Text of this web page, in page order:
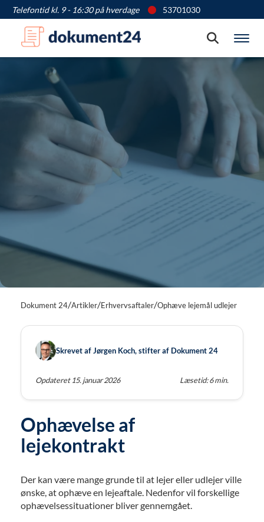
Telefontid kl. 9 - 16:30 på hverdage 53701030
Vis
Søg
Dokument 24/Artikler/Erhvervsaftaler/Ophæve lejemål udlejer
Skrevet af Jørgen Koch, stifter af Dokument 24
Opdateret 15. januar 2026 Læsetid: 6 min.
Ophævelse af
lejekontrakt
Der kan være mange grunde til at lejer eller udlejer ville
ønske, at ophæve en lejeaftale. Nedenfor vil forskellige
ophævelsessituationer bliver gennemgået.